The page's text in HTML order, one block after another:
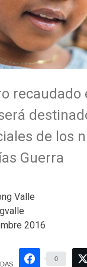
recaudado
de los
Guerra
Valle
2016
0